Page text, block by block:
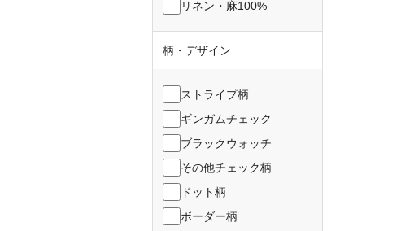
リネン・麻100%
柄・デザイン
ストライプ柄
ギンガムチェック
ブラックウォッチ
その他チェック柄
ドット柄
ボーダー柄